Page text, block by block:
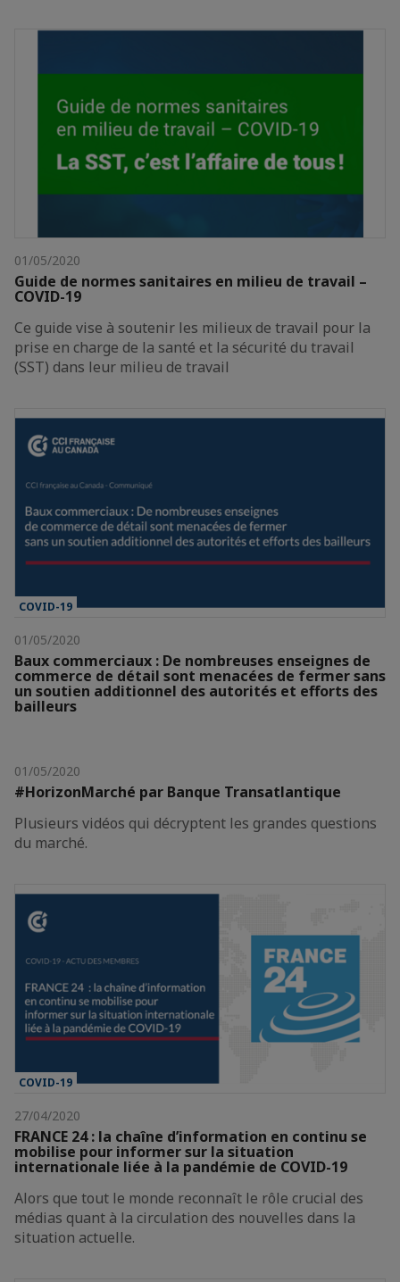
01/05/2020
Guide de normes sanitaires en milieu de travail –
COVID-19
Ce guide vise à soutenir les milieux de travail pour la
prise en charge de la santé et la sécurité du travail
(SST) dans leur milieu de travail
COVID-19
01/05/2020
Baux commerciaux : De nombreuses enseignes de
commerce de détail sont menacées de fermer sans
un soutien additionnel des autorités et efforts des
bailleurs
01/05/2020
#HorizonMarché par Banque Transatlantique
Plusieurs vidéos qui décryptent les grandes questions
du marché.
COVID-19
27/04/2020
FRANCE 24 : la chaîne d’information en continu se
mobilise pour informer sur la situation
internationale liée à la pandémie de COVID-19
Alors que tout le monde reconnaît le rôle crucial des
médias quant à la circulation des nouvelles dans la
situation actuelle.